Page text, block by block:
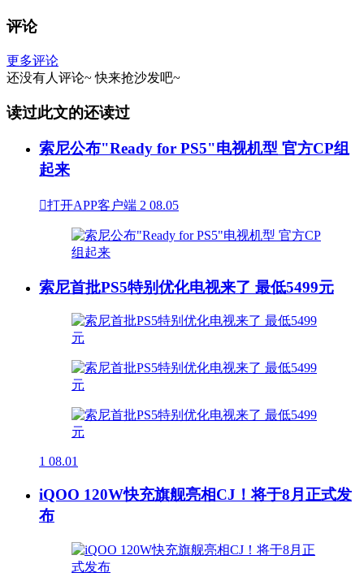
评论
更多评论
还没有人评论~ 快来抢沙发吧~
读过此文的还读过
索尼公布"Ready for PS5"电视机型 官方CP组
起来
打开APP客户端 2 08.05
索尼首批PS5特别优化电视来了 最低5499元
1 08.01
iQOO 120W快充旗舰亮相CJ！将于8月正式发
布